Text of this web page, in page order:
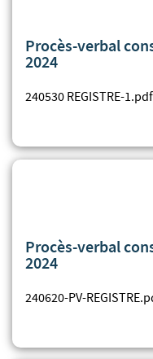
Procès-verbal
2024
240530 REGISTRE-1.pdf
Procès-verbal
2024
240620-PV-